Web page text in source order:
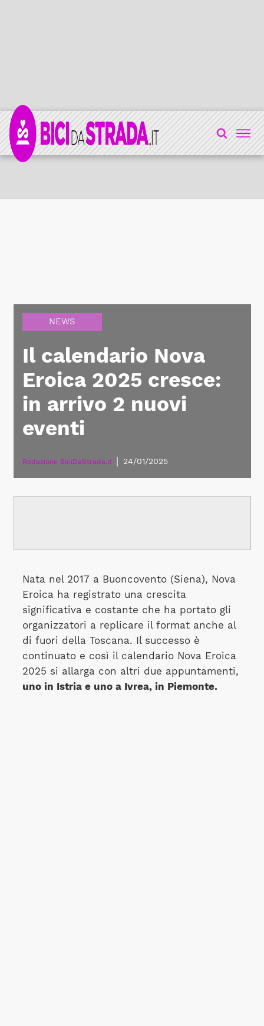
NEWS
Il calendario Nova
Eroica 2025 cresce:
in arrivo 2 nuovi
eventi
Redazione BiciDaStrada.it 24/01/2025
Nata nel 2017 a Buoncovento (Siena), Nova
Eroica ha registrato una crescita
significativa e costante che ha portato gli
organizzatori a replicare il format anche al
di fuori della Toscana. Il successo è
continuato e così il calendario Nova Eroica
2025 si allarga con altri due appuntamenti,
uno in Istria e uno a Ivrea, in Piemonte.